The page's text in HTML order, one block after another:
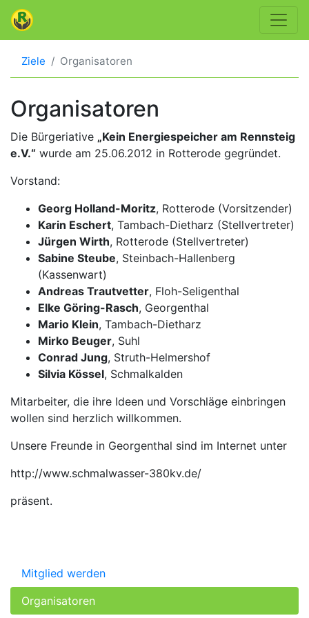
Ziele Organisatoren
Organisatoren
Die Bürgeriative „Kein Energiespeicher am Rennsteig
e.V.“ wurde am 25.06.2012 in Rotterode gegründet.
Vorstand:
Georg Holland-Moritz, Rotterode (Vorsitzender)
Karin Eschert, Tambach-Dietharz (Stellvertreter)
Jürgen Wirth, Rotterode (Stellvertreter)
Sabine Steube, Steinbach-Hallenberg
(Kassenwart)
Andreas Trautvetter, Floh-Seligenthal
Elke Göring-Rasch, Georgenthal
Mario Klein, Tambach-Dietharz
Mirko Beuger, Suhl
Conrad Jung, Struth-Helmershof
Silvia Kössel, Schmalkalden
Mitarbeiter, die ihre Ideen und Vorschläge einbringen
wollen sind herzlich willkommen.
Unsere Freunde in Georgenthal sind im Internet unter
http://www.schmalwasser-380kv.de/
präsent.
Mitglied werden
Organisatoren